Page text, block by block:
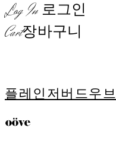
Log In 로그인
Cart장바구니
플레인저버드우브